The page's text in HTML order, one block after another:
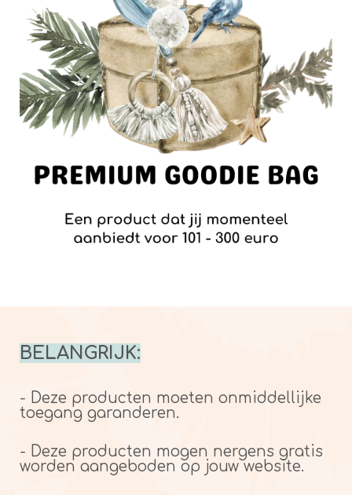
BELANGRIJK:
- Deze producten moeten onmiddellijke
toegang garanderen.
- Deze producten mogen nergens gratis
worden aangeboden op jouw website.